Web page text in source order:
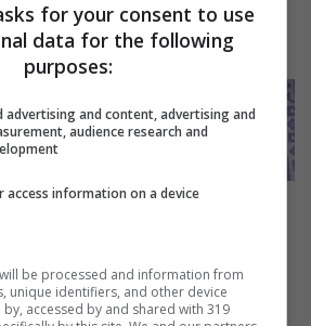
così ottenuto in una ciotolina.
aggiustate di olio e di sale.
for your consent to use
data for the following
purposes:
advertising and content, advertising and
audience research and
access information on a device
be processed and information from
unique identifiers, and other device
accessed by and shared with 319